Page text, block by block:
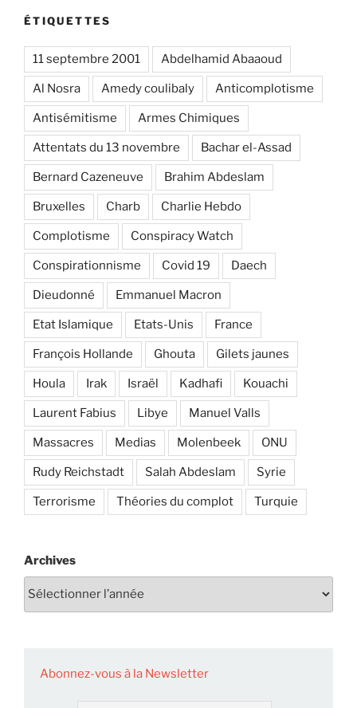
ÉTIQUETTES
11 septembre 2001 Abdelhamid Abaaoud
Al Nosra Amedy coulibaly Anticomplotisme
Antisémitisme Armes Chimiques
Attentats du 13 novembre Bachar el-Assad
Bernard Cazeneuve Brahim Abdeslam
Bruxelles Charb Charlie Hebdo
Complotisme Conspiracy Watch
Conspirationnisme Covid 19 Daech
Dieudonné Emmanuel Macron
Etat Islamique Etats-Unis France
François Hollande Ghouta Gilets jaunes
Houla Irak Israël Kadhafi Kouachi
Laurent Fabius Libye Manuel Valls
Massacres Medias Molenbeek ONU
Rudy Reichstadt Salah Abdeslam Syrie
Terrorisme Théories du complot Turquie
Archives
Abonnez-vous à la Newsletter